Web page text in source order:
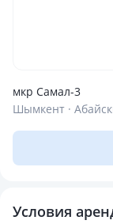
мкр Самал-3
Шымкент ·
Условия